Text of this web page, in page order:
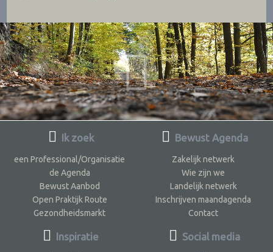
Ik zoek
een Professional/Organisatie
de Agenda
Bewust Aanbod
Open Praktijk Route
Gezondheidsmarkt
Inspiratie
Bewust Agenda
Zakelijk netwerk
Wie zijn we
Landelijk netwerk
Inschrijven maandagenda
Contact
Social media